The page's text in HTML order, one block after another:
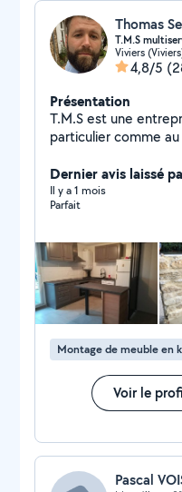
T.M.S
Viviers
4,8/5
Présentation
T.M.S est une
particulier comme
aider au quotidien
Dernier avis laissé
Il y a 1 mois
Parfait
Montage de meuble en
Voir le
Pascal